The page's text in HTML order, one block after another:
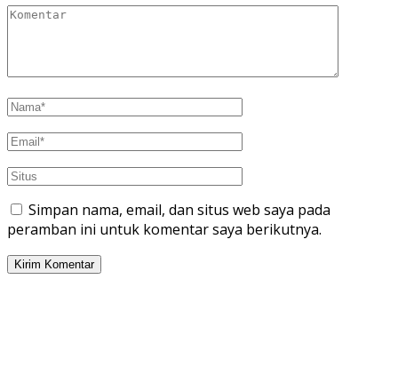
Simpan nama, email, dan situs web saya pada
peramban ini untuk komentar saya berikutnya.